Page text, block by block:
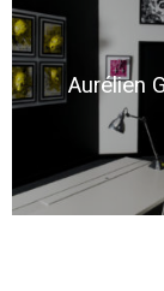
Aurélien